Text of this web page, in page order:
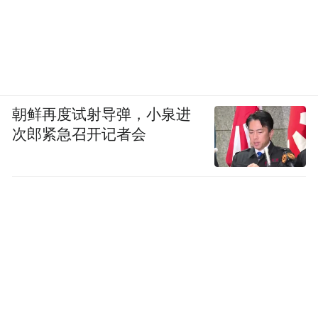
朝鲜再度试射导弹，小泉进
次郎紧急召开记者会